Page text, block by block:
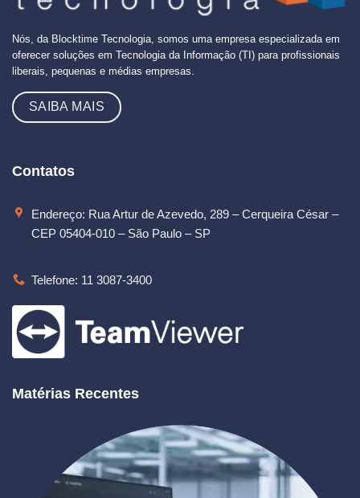
Nós, da Blocktime Tecnologia, somos uma empresa especializada em
oferecer soluções em Tecnologia da Informação (TI) para profissionais
liberais, pequenas e médias empresas.
SAIBA MAIS
Contatos
Endereço: Rua Artur de Azevedo, 289 – Cerqueira César –
CEP 05404-010 – São Paulo – SP
Telefone: 11 3087-3400
Matérias Recentes